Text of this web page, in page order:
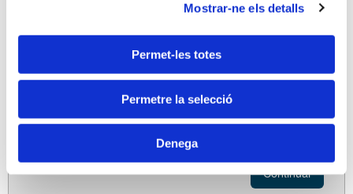
Mostrar-ne els detalls
Permet-les totes
Permetre la selecció
Denega
(*) Camps obligatoris.
(1) Per rebre alertes i notificacions de les
inscripcions d'actes de formació i altres continguts
Continuar